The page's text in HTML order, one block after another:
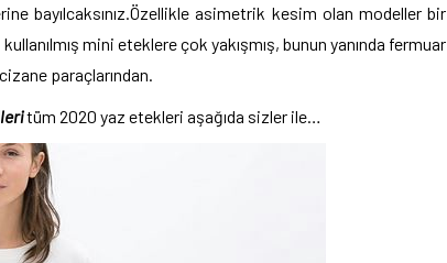
bayılcaksınız.Özellikle asimetrik kesim olan modeller bir
mini eteklere çok yakışmış, bunun yanında fermuar
paraçlarından.
tüm 2020 yaz etekleri aşağıda sizler ile…